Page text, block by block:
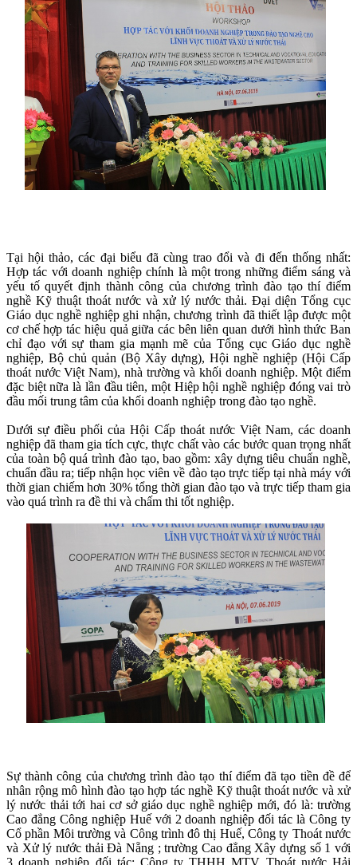
Tại hội thảo, các đại biểu đã cùng trao đổi và đi đến thống nhất:
Hợp tác với doanh nghiệp chính là một trong những điểm sáng và
yếu tố quyết định thành công của chương trình đào tạo thí điểm
nghề Kỹ thuật thoát nước và xử lý nước thải. Đại diện Tổng cục
Giáo dục nghề nghiệp ghi nhận, chương trình đã thiết lập được một
cơ chế hợp tác hiệu quả giữa các bên liên quan dưới hình thức Ban
chỉ đạo với sự tham gia mạnh mẽ của Tổng cục Giáo dục nghề
nghiệp, Bộ chủ quản (Bộ Xây dựng), Hội nghề nghiệp (Hội Cấp
thoát nước Việt Nam), nhà trường và khối doanh nghiệp. Một điểm
đặc biệt nữa là lần đầu tiên, một Hiệp hội nghề nghiệp đóng vai trò
đầu mối trung tâm của khối doanh nghiệp trong đào tạo nghề.
Dưới sự điều phối của Hội Cấp thoát nước Việt Nam, các doanh
nghiệp đã tham gia tích cực, thực chất vào các bước quan trọng nhất
của toàn bộ quá trình đào tạo, bao gồm: xây dựng tiêu chuẩn nghề,
chuẩn đầu ra; tiếp nhận học viên về đào tạo trực tiếp tại nhà máy với
thời gian chiếm hơn 30% tổng thời gian đào tạo và trực tiếp tham gia
vào quá trình ra đề thi và chấm thi tốt nghiệp.
Sự thành công của chương trình đào tạo thí điểm đã tạo tiền đề để
nhân rộng mô hình đào tạo hợp tác nghề Kỹ thuật thoát nước và xử
lý nước thải tới hai cơ sở giáo dục nghề nghiệp mới, đó là: trường
Cao đẳng Công nghiệp Huế với 2 doanh nghiệp đối tác là Công ty
Cổ phần Môi trường và Công trình đô thị Huế, Công ty Thoát nước
và Xử lý nước thải Đà Nẵng ; trường Cao đẳng Xây dựng số 1 với
3 doanh nghiệp đối tác: Công ty THHH MTV Thoát nước Hải